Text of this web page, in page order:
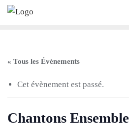
Skip
« Tous les Évènements
Cet évènement est passé.
Chantons